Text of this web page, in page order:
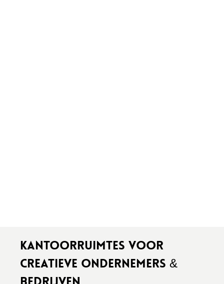
KANTOORRUIMTES VOOR
CREATIEVE ONDERNEMERS &